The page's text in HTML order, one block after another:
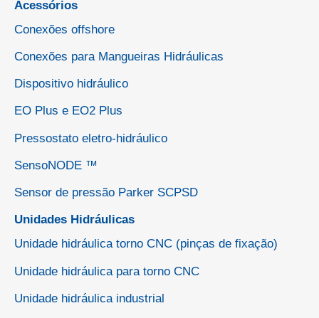
Acessórios
Conexões offshore
Conexões para Mangueiras Hidráulicas
Dispositivo hidráulico
EO Plus e EO2 Plus
Pressostato eletro-hidráulico
SensoNODE ™
Sensor de pressão Parker SCPSD
Unidades Hidráulicas
Unidade hidráulica torno CNC (pinças de fixação)
Unidade hidráulica para torno CNC
Unidade hidráulica industrial